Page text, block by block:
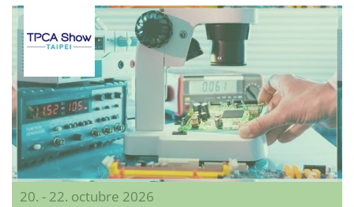
20. - 22. octubre 2026